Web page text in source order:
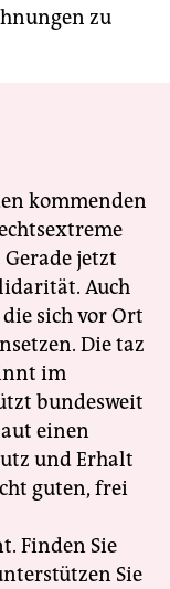
zu
kommenden
jetzt
Auch
sich vor Ort
Die taz
im
bundesweit
einen
und Erhalt
guten, frei
Finden Sie
Sie